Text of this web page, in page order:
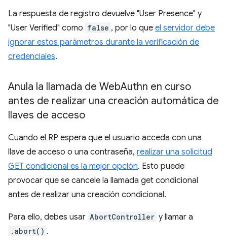
La respuesta de registro devuelve "User Presence" y
"User Verified" como false , por lo que el servidor debe
ignorar estos parámetros durante la verificación de
credenciales.
Anula la llamada de WebAuthn en curso
antes de realizar una creación automática de
llaves de acceso
Cuando el RP espera que el usuario acceda con una
llave de acceso o una contraseña, realizar una solicitud
GET condicional es la mejor opción. Esto puede
provocar que se cancele la llamada get condicional
antes de realizar una creación condicional.
Para ello, debes usar AbortController y llamar a
.abort() .